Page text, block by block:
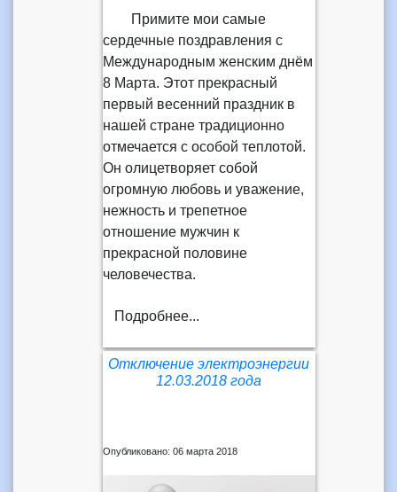
Примите мои самые
сердечные поздравления с
Международным женским днём
8 Марта. Этот прекрасный
первый весенний праздник в
нашей стране традиционно
отмечается с особой теплотой.
Он олицетворяет собой
огромную любовь и уважение,
нежность и трепетное
отношение мужчин к
прекрасной половине
человечества.
Подробнее...
Отключение электроэнергии
12.03.2018 года
Опубликовано: 06 марта 2018